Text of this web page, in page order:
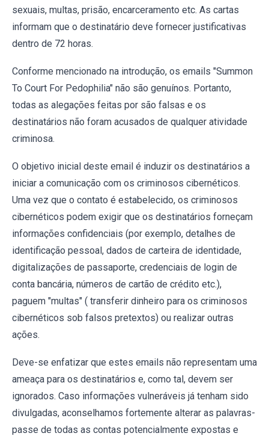
sexuais, multas, prisão, encarceramento etc. As cartas
informam que o destinatário deve fornecer justificativas
dentro de 72 horas.
Conforme mencionado na introdução, os emails "Summon
To Court For Pedophilia" não são genuínos. Portanto,
todas as alegações feitas por são falsas e os
destinatários não foram acusados de qualquer atividade
criminosa.
O objetivo inicial deste email é induzir os destinatários a
iniciar a comunicação com os criminosos cibernéticos.
Uma vez que o contato é estabelecido, os criminosos
cibernéticos podem exigir que os destinatários forneçam
informações confidenciais (por exemplo, detalhes de
identificação pessoal, dados de carteira de identidade,
digitalizações de passaporte, credenciais de login de
conta bancária, números de cartão de crédito etc.),
paguem "multas" ( transferir dinheiro para os criminosos
cibernéticos sob falsos pretextos) ou realizar outras
ações.
Deve-se enfatizar que estes emails não representam uma
ameaça para os destinatários e, como tal, devem ser
ignorados. Caso informações vulneráveis já tenham sido
divulgadas, aconselhamos fortemente alterar as palavras-
passe de todas as contas potencialmente expostas e